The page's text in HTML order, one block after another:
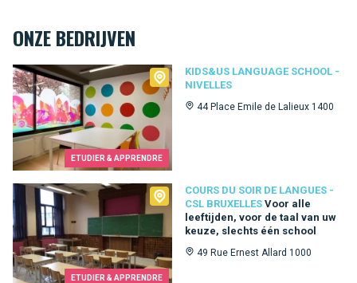
ONZE BEDRIJVEN
ETUDIER & APPRENDRE
KIDS&US LANGUAGE SCHOOL -
NIVELLES
44 Place Emile de Lalieux 1400
Kids&Us language school - Nivelles
ETUDIER & APPRENDRE
COURS DU SOIR DE LANGUES -
CSL BRUXELLES Voor alle
leeftijden, voor de taal van uw
keuze, slechts één school
49 Rue Ernest Allard 1000
Cours du Soir de Langues - CSL Bruxelles